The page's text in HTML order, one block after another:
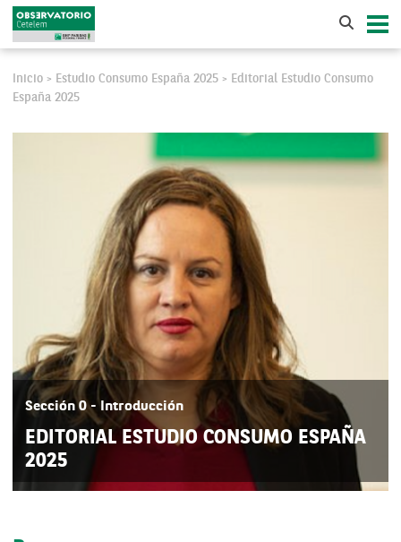
Inicio > Estudio Consumo España 2025 >
Editorial Estudio Consumo
España 2025
Sección 0 - Introducción
EDITORIAL ESTUDIO CONSUMO ESPAÑA
2025